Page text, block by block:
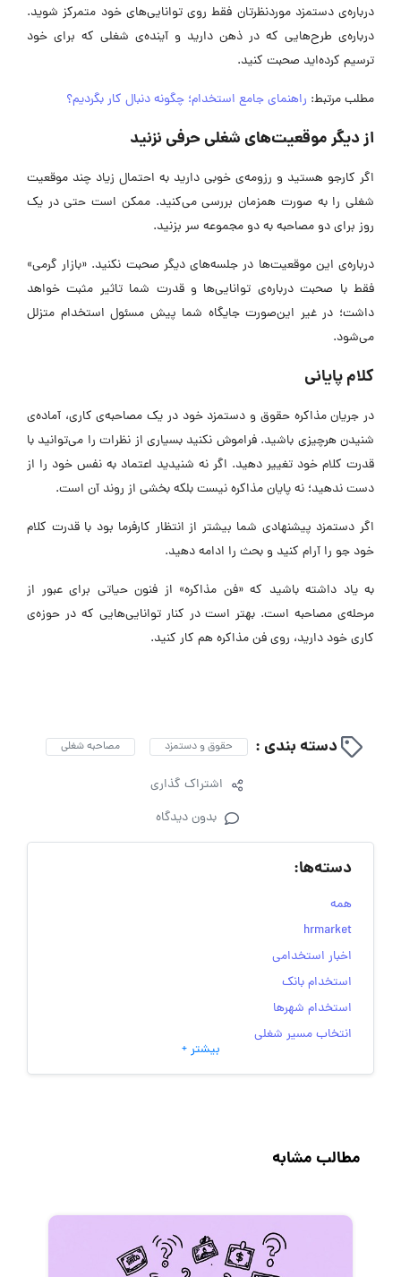
درباره‌ی دستمزد موردنظرتان فقط روی توانایی‌های خود متمرکز شوید.
درباره‌ی طرح‌هایی که در ذهن دارید و آینده‌ی شغلی که برای خود
ترسیم کرده‌اید صحبت کنید.
مطلب مرتبط: راهنمای جامع استخدام؛ چگونه دنبال کار بگردیم؟
از دیگر موقعیت‌های شغلی حرفی نزنید
اگر کارجو هستید و رزومه‌ی خوبی دارید به احتمال زیاد چند موقعیت
شغلی را به صورت همزمان بررسی می‌کنید. ممکن است حتی در یک
روز برای دو مصاحبه به دو مجموعه‌ سر بزنید.
درباره‌ی این موقعیت‌ها در جلسه‌های دیگر صحبت نکنید. «بازار گرمی»
فقط با صحبت درباره‌ی توانایی‌ها و قدرت شما تاثیر مثبت خواهد
داشت؛ در غیر این‌صورت جایگاه شما پیش مسئول استخدام متزلل
می‌شود.
کلام پایانی
در جریان مذاکره حقوق و دستمزد خود در یک مصاحبه‌ی کاری، آماده‌ی
شنیدن هرچیزی باشید. فراموش نکنید بسیاری از نظرات را می‌توانید با
قدرت کلام خود تغییر دهید. اگر نه شنیدید اعتماد به نفس خود را از
دست ندهید؛ نه پایان مذاکره نیست بلکه بخشی از روند آن است.
اگر دستمزد پیشنهادی شما بیشتر از انتظار کارفرما بود با قدرت کلام
خود جو را آرام کنید و بحث را ادامه دهید.
به یاد داشته باشید که «فن مذاکره» از فنون حیاتی برای عبور از
مرحله‌ی مصاحبه است. بهتر است در کنار توانایی‌هایی که در حوزه‌ی
کاری خود دارید، روی فن مذاکره هم کار کنید.
دسته بندی : حقوق و دستمزد مصاحبه شغلی
اشتراک گذاری
بدون دیدگاه
دسته‌ها:
همه
hrmarket
اخبار استخدامی
استخدام بانک
استخدام شهرها
انتخاب مسیر شغلی
به‌روزرسانی‌های سایت (کارجویی)
رزومه
فریلنسر
بیشتر +
مطالب مشابه